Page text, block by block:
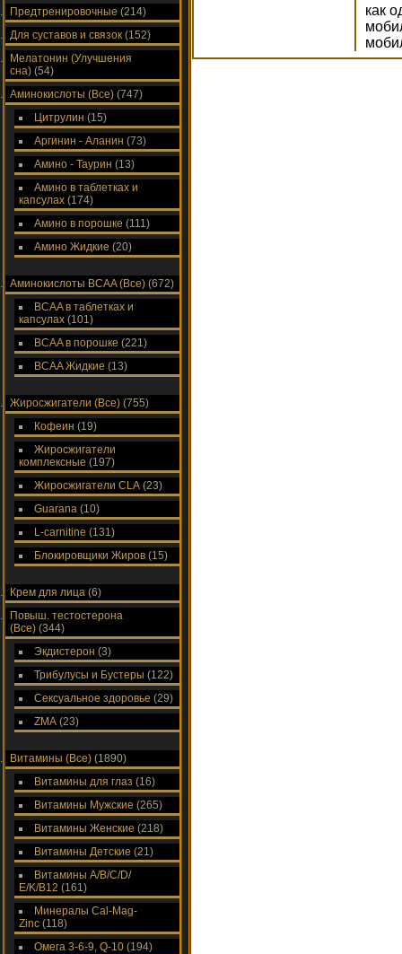
Предтренировочные (214)
Для суставов и связок (152)
Мелатонин (Улучшения
сна) (54)
Аминокислоты (Все) (747)
Цитрулин (15)
Аргинин - Аланин (73)
Амино - Таурин (13)
Амино в таблетках и
капсулах (174)
Амино в порошке (111)
Амино Жидкие (20)
Аминокислоты ВСAA (Все) (672)
ВСAA в таблетках и
капсулах (101)
ВСAA в порошке (221)
ВСAA Жидкие (13)
Жиросжигатели (Все) (755)
Кофеин (19)
Жиросжигатели
комплексные (197)
Жиросжигатели CLA (23)
Guarana (10)
L-carnitine (131)
Блокировщики Жиров (15)
Крем для лица (6)
Повыш. тестостерона
(Все) (344)
Экдистерон (3)
Трибулусы и Бустеры (122)
Сексуальное здоровье (29)
ZMA (23)
Витамины (Все) (1890)
Витамины для глаз (16)
Витамины Мужские (265)
Витамины Женские (218)
Витамины Детские (21)
Витамины A/В/С/D/
Е/K/B12 (161)
Минералы Cal-Mag-
Zinc (118)
Омега 3-6-9, Q-10 (194)
как